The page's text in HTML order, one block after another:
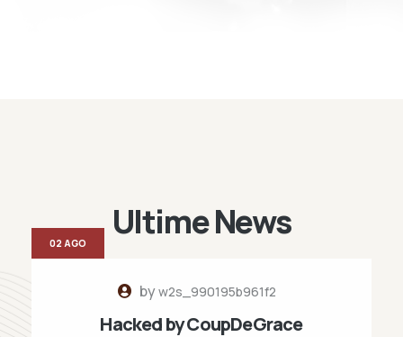
Ultime News
byw2s_990195b961f2
Hacked by CoupDeGrace
02 AGO